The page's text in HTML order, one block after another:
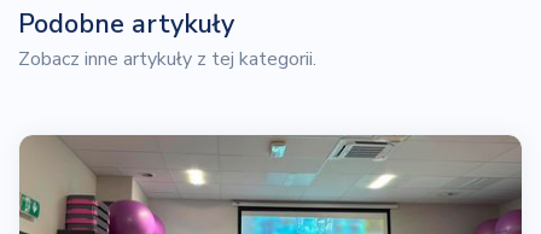
Podobne artykuły
Zobacz inne artykuły z tej kategorii.